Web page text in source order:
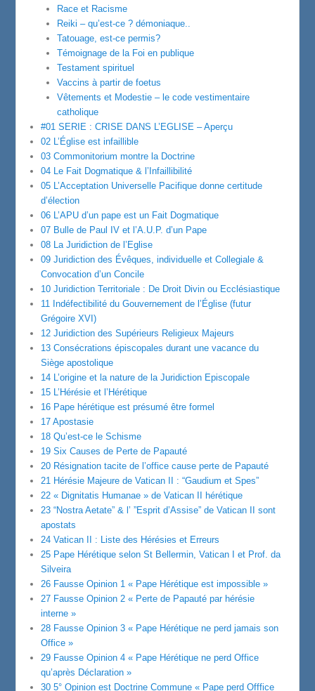
Race et Racisme
Reiki – qu’est-ce ? démoniaque..
Tatouage, est-ce permis?
Témoignage de la Foi en publique
Testament spirituel
Vaccins à partir de foetus
Vêtements et Modestie – le code vestimentaire
catholique
#01 SERIE : CRISE DANS L’EGLISE – Aperçu
02 L’Église est infaillible
03 Commonitorium montre la Doctrine
04 Le Fait Dogmatique & l’Infaillibilité
05 L’Acceptation Universelle Pacifique donne certitude
d’élection
06 L’APU d’un pape est un Fait Dogmatique
07 Bulle de Paul IV et l’A.U.P. d’un Pape
08 La Juridiction de l’Eglise
09 Juridiction des Évêques, individuelle et Collegiale &
Convocation d’un Concile
10 Juridiction Territoriale : De Droit Divin ou Ecclésiastique
11 Indéfectibilité du Gouvernement de l’Église (futur
Grégoire XVI)
12 Juridiction des Supérieurs Religieux Majeurs
13 Consécrations épiscopales durant une vacance du
Siège apostolique
14 L’origine et la nature de la Juridiction Episcopale
15 L’Hérésie et l’Hérétique
16 Pape hérétique est présumé être formel
17 Apostasie
18 Qu’est-ce le Schisme
19 Six Causes de Perte de Papauté
20 Résignation tacite de l’office cause perte de Papauté
21 Hérésie Majeure de Vatican II : “Gaudium et Spes”
22 « Dignitatis Humanae » de Vatican II hérétique
23 “Nostra Aetate” & l’ ”Esprit d’Assise” de Vatican II sont
apostats
24 Vatican II : Liste des Hérésies et Erreurs
25 Pape Hérétique selon St Bellermin, Vatican I et Prof. da
Silveira
26 Fausse Opinion 1 « Pape Hérétique est impossible »
27 Fausse Opinion 2 « Perte de Papauté par hérésie
interne »
28 Fausse Opinion 3 « Pape Hérétique ne perd jamais son
Office »
29 Fausse Opinion 4 « Pape Hérétique ne perd Office
qu’après Déclaration »
30 5° Opinion est Doctrine Commune « Pape perd Offfice